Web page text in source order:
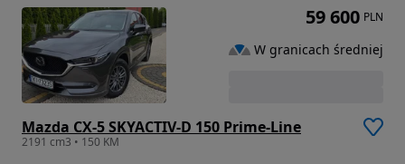
Mazda CX-5 SKYACTIV-D 150 Prime-Line
2191 cm3 • 150 KM
59 600 PLN
W granicach średniej